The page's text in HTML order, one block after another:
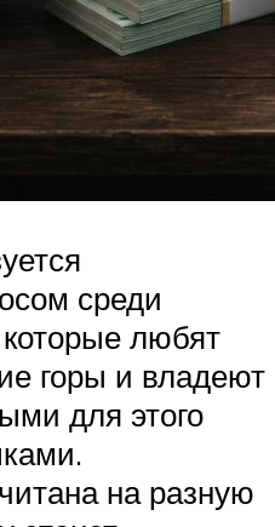
среди
любят
горы и владеют
для этого
на разную